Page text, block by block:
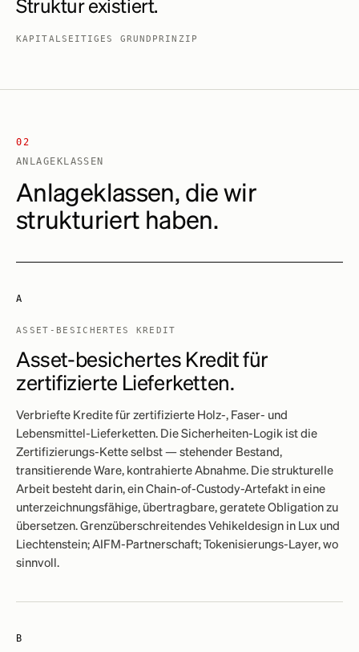
Struktur existiert.
KAPITALSEITIGES GRUNDPRINZIP
02
ANLAGEKLASSEN
Anlageklassen, die wir
strukturiert haben.
A
ASSET-BESICHERTES KREDIT
Asset-besichertes Kredit für
zertifizierte Lieferketten.
Verbriefte Kredite für zertifizierte Holz-, Faser- und
Lebensmittel-Lieferketten. Die Sicherheiten-Logik ist die
Zertifizierungs-Kette selbst — stehender Bestand,
transitierende Ware, kontrahierte Abnahme. Die strukturelle
Arbeit besteht darin, ein Chain-of-Custody-Artefakt in eine
unterzeichnungsfähige, übertragbare, geratete Obligation zu
übersetzen. Grenzüberschreitendes Vehikeldesign in Lux und
Liechtenstein; AIFM-Partnerschaft; Tokenisierungs-Layer, wo
sinnvoll.
B